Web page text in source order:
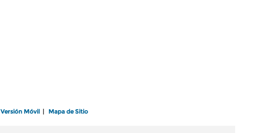
Versión Móvil Mapa de Sitio